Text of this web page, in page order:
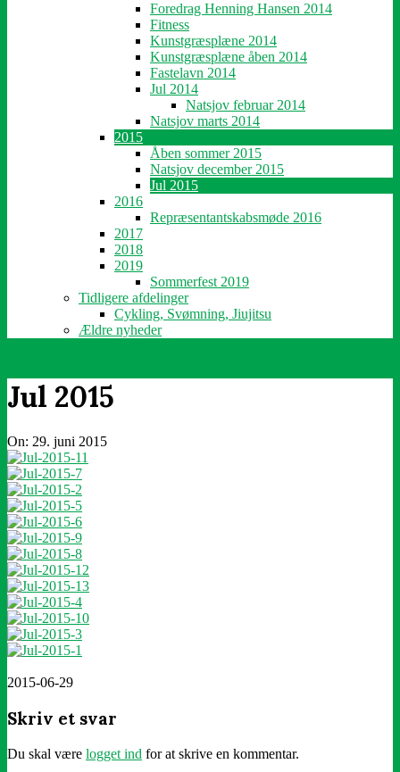
Foredrag Henning Hansen 2014
Fitness
Kunstgræsplæne 2014
Kunstgræsplæne åben 2014
Fastelavn 2014
Jul 2014
Natsjov februar 2014
Natsjov marts 2014
2015
Åben sommer 2015
Natsjov december 2015
Jul 2015
2016
Repræsentantskabsmøde 2016
2017
2018
2019
Sommerfest 2019
Tidligere afdelinger
Cykling, Svømning, Jiujitsu
Ældre nyheder
Jul 2015
On: 29. juni 2015
2015-06-29
Skriv et svar
Du skal være logget ind for at skrive en kommentar.